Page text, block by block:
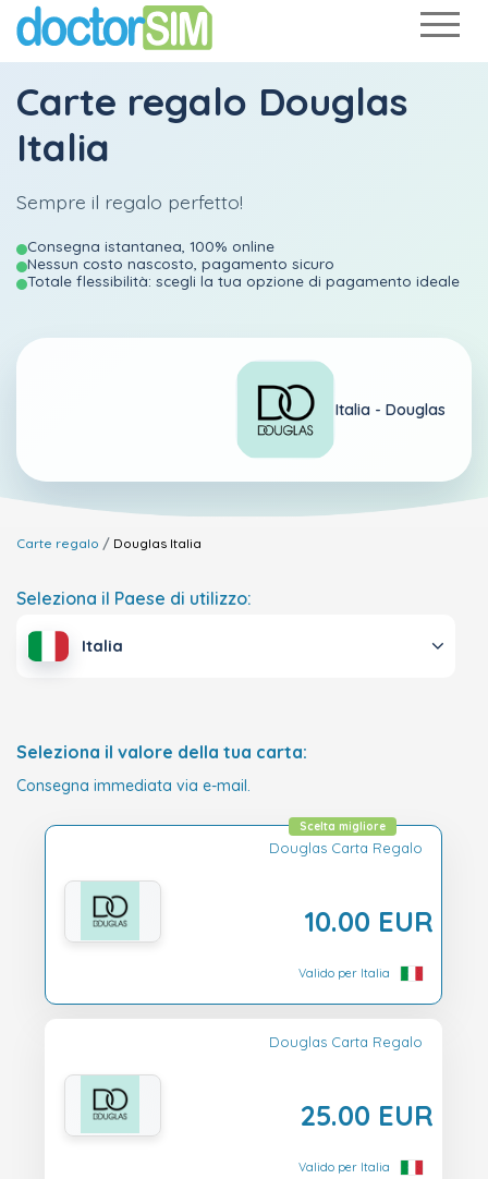
Carte regalo Douglas
Italia
Sempre il regalo perfetto!
Consegna istantanea, 100% online
Nessun costo nascosto, pagamento sicuro
Totale flessibilità: scegli la tua opzione di pagamento ideale
Italia - Douglas
Carte regalo Douglas Italia
Seleziona il Paese di utilizzo:
Italia
Seleziona il valore della tua carta:
Consegna immediata via e-mail.
Douglas Carta Regalo
10.00 EUR
Scelta migliore
Valido per Italia
Douglas Carta Regalo
25.00 EUR
Valido per Italia